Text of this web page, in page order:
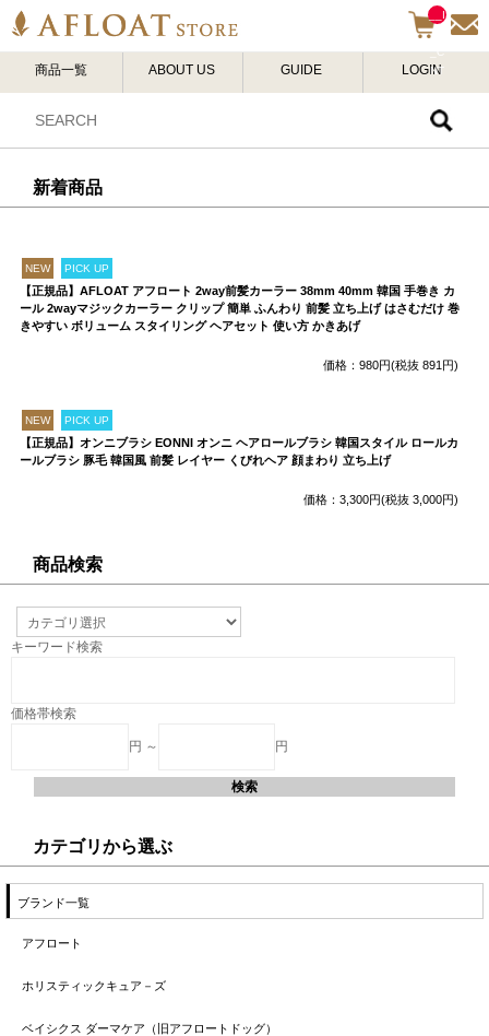
__I
TM
_C
NT
商品一覧 ABOUT US GUIDE LOGIN
新着商品
NEW PICK UP
【正規品】AFLOAT アフロート 2way前髪カーラー 38mm 40mm 韓国 手巻き カ
ール 2wayマジックカーラー クリップ 簡単 ふんわり 前髪 立ち上げ はさむだけ 巻
きやすい ボリューム スタイリング ヘアセット 使い方 かきあげ
価格：980円(税抜 891円)
NEW PICK UP
【正規品】オンニブラシ EONNI オンニ ヘアロールブラシ 韓国スタイル ロールカ
ールブラシ 豚毛 韓国風 前髪 レイヤー くびれヘア 顔まわり 立ち上げ
価格：3,300円(税抜 3,000円)
商品検索
キーワード検索
価格帯検索
円 ～ 円
カテゴリから選ぶ
ブランド一覧
アフロート
ホリスティックキュア－ズ
ベイシクス ダーマケア（旧アフロートドッグ）